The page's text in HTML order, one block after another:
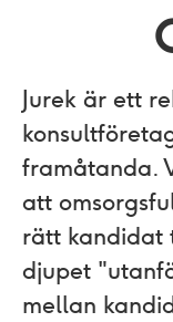
Jurek är ett
framåtanda.
att
rätt kandidat
djupet
mellan